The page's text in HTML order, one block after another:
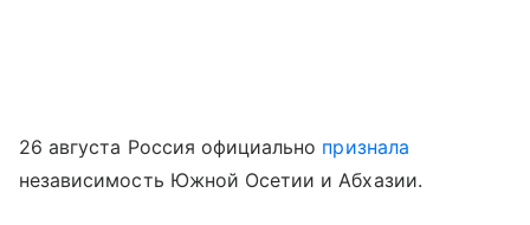
26 августа Россия официально признала
независимость Южной Осетии и Абхазии.